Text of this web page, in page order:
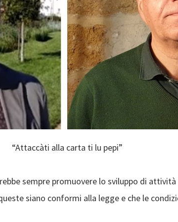
“Attaccàti alla carta ti lu pepi”
sempre promuovere lo sviluppo di
siano conformi alla legge e che le